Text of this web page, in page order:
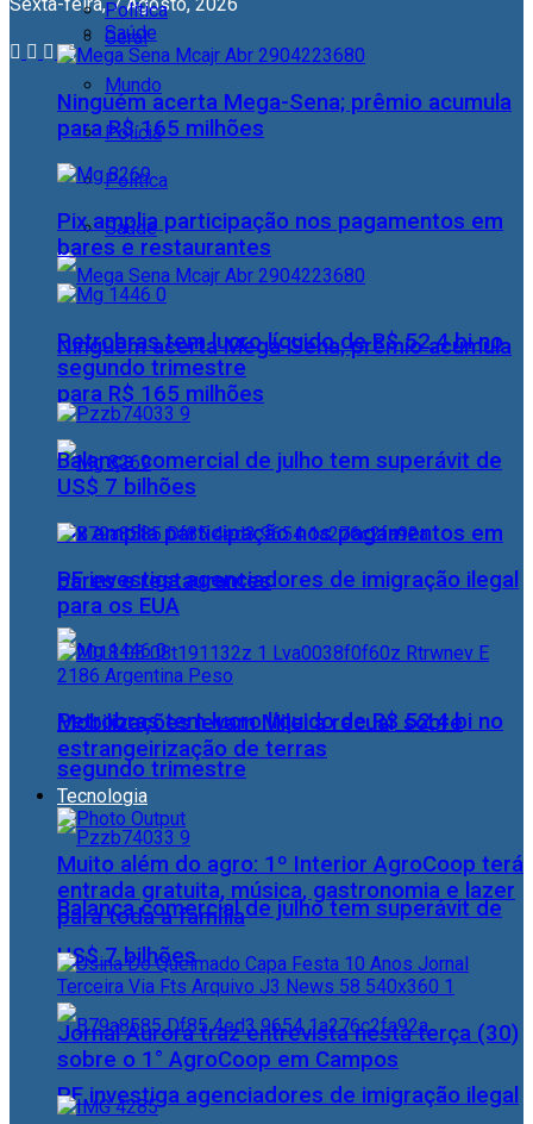
Geral
Mundo
Polícia
Política
Saúde
Ninguém acerta Mega-Sena; prêmio acumula
para R$ 165 milhões
Pix amplia participação nos pagamentos em
bares e restaurantes
Petrobras tem lucro líquido de R$ 52,4 bi no
segundo trimestre
Balança comercial de julho tem superávit de
US$ 7 bilhões
PF investiga agenciadores de imigração ilegal
Política
Saúde
Ninguém acerta Mega-Sena; prêmio acumula
para R$ 165 milhões
Pix amplia participação nos pagamentos em
bares e restaurantes
Petrobras tem lucro líquido de R$ 52,4 bi no
segundo trimestre
Balança comercial de julho tem superávit de
US$ 7 bilhões
PF investiga agenciadores de imigração ilegal
para os EUA
Mobilizações levam Milei a recuar sobre
estrangeirização de terras
Tecnologia
Muito além do agro: 1º Interior AgroCoop terá
entrada gratuita, música, gastronomia e lazer
para toda a família
Jornal Aurora traz entrevista nesta terça (30)
sobre o 1° AgroCoop em Campos